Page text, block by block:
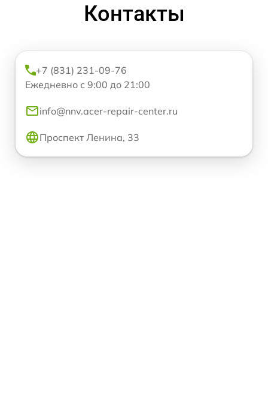
Контакты
+7 (831) 231-09-76
Ежедневно с 9:00 до 21:00
info@nnv.acer-repair-center.ru
Проспект Ленина, 33